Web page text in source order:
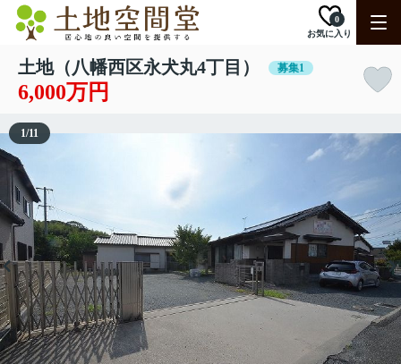
お気に入り
0
土地（八幡西区永犬丸4丁目） 募集1
6,000万円
1/11